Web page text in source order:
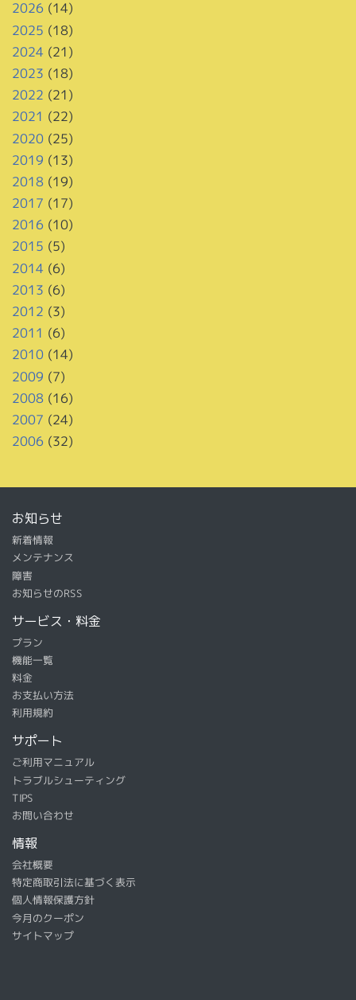
2026 (14)
2025 (18)
2024 (21)
2023 (18)
2022 (21)
2021 (22)
2020(25)
2019 (13)
2018 (19)
2017 (17)
2016 (10)
2015 (5)
2014 (6)
2013 (6)
2012 (3)
2011 (6)
2010(14)
2009 (7)
2008 (16)
2007 (24)
2006 (32)
お知らせ
新着情報
メンテナンス
障害
お知らせのRSS
サービス・料金
プラン
機能一覧
料金
お支払い方法
利用規約
サポート
ご利用マニュアル
トラブルシューティング
TIPS
お問い合わせ
情報
会社概要
特定商取引法に基づく表示
個人情報保護方針
今月のクーポン
サイトマップ